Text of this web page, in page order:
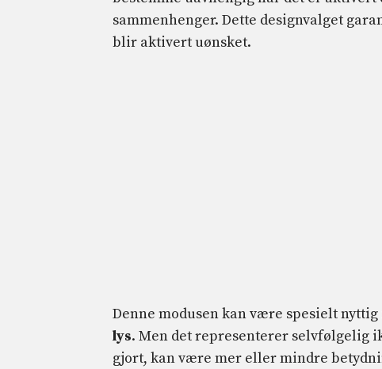
sammenhenger. Dette designvalget
blir aktivert uønsket.
Denne modusen kan være spesielt
lys. Men det representerer selvfølgelig
gjort, kan være mer eller mindre